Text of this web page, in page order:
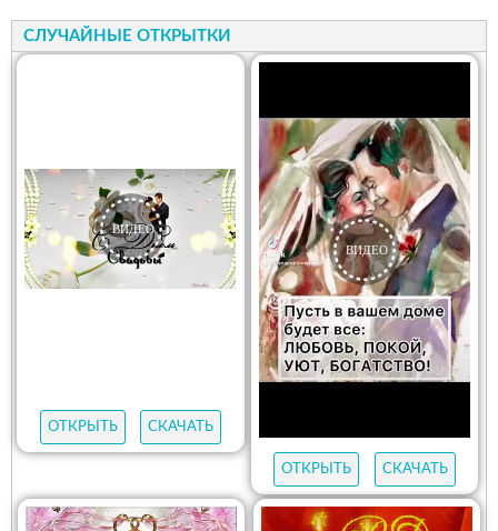
СЛУЧАЙНЫЕ ОТКРЫТКИ
ОТКРЫТЬ СКАЧАТЬ
ОТКРЫТЬ СКАЧАТЬ